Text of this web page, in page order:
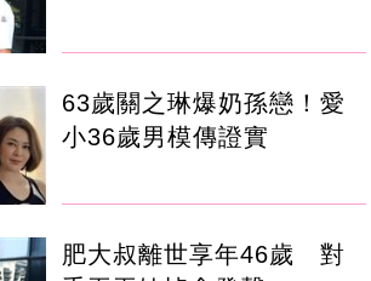
63歲關之琳爆奶孫戀！愛
小36歲男模傳證實
肥大叔離世享年46歲 對